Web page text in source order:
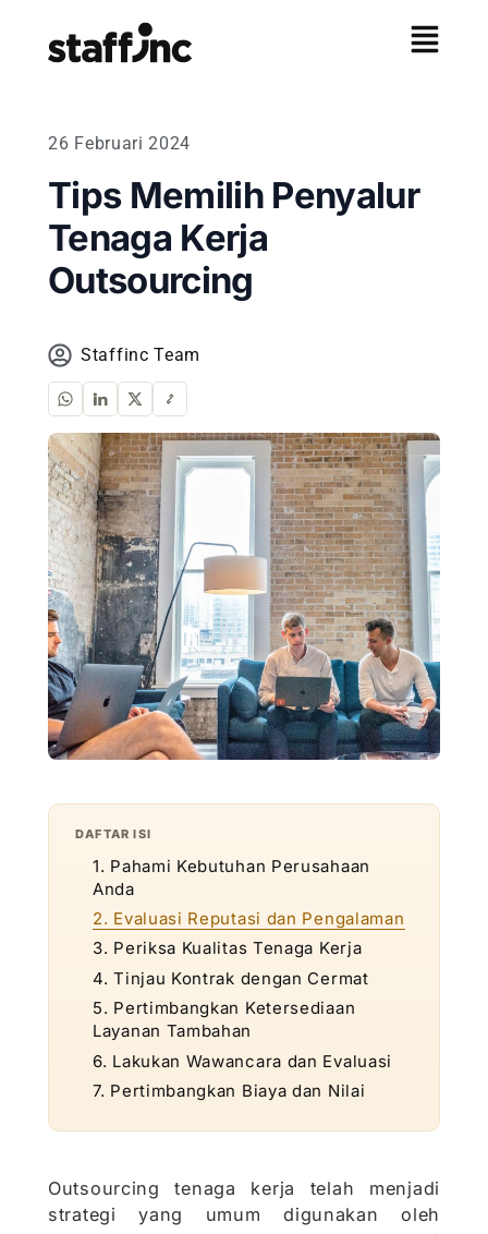
26 Februari 2024
Tips Memilih Penyalur
Tenaga Kerja
Outsourcing
Staffinc Team
DAFTAR ISI
1. Pahami Kebutuhan Perusahaan
Anda
2. Evaluasi Reputasi dan Pengalaman
3. Periksa Kualitas Tenaga Kerja
4. Tinjau Kontrak dengan Cermat
5. Pertimbangkan Ketersediaan
Layanan Tambahan
6. Lakukan Wawancara dan Evaluasi
7. Pertimbangkan Biaya dan Nilai
Outsourcing tenaga kerja telah menjadi
strategi yang umum digunakan oleh